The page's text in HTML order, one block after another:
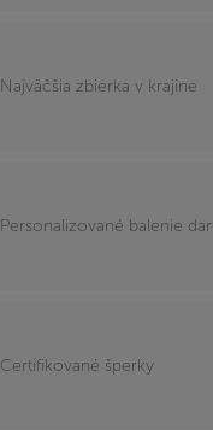
Najväčšia zbierka v krajine
Personalizované balenie
Certifikované šperky